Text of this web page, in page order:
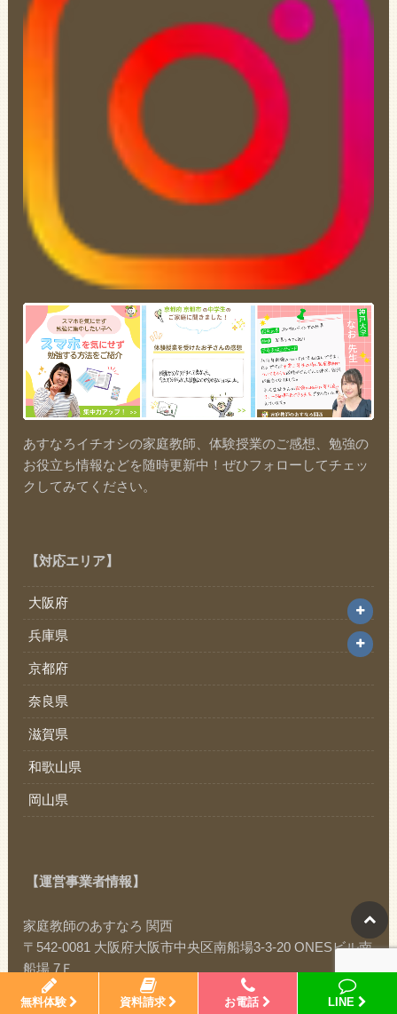
無料体験 資料請求 お電話 LINE
あすなろイチオシの家庭教師、体験授業のご感想、勉強の
お役立ち情報などを随時更新中！ぜひフォローしてチェッ
クしてみてください。
【対応エリア】
大阪府
兵庫県
京都府
奈良県
滋賀県
和歌山県
岡山県
【運営事業者情報】
家庭教師のあすなろ 関西
〒542-0081 大阪府大阪市中央区南船場3-3-20 ONESビル南
船場 7Ｆ
フリーコール：0120-32-4152